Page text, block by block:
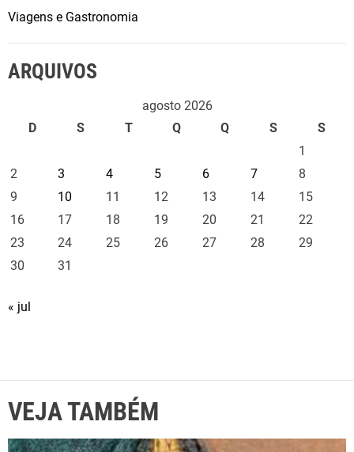
Viagens e Gastronomia
ARQUIVOS
agosto 2026
D
S T Q Q S
S
1
2
3 4 5 6 7
8
9
10 11 12 13 14
15
16
17 18 19 20 21
22
23
24 25 26 27 28
29
30
31
« jul
VEJA TAMBÉM